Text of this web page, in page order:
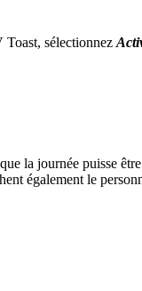
sélectionnez
la journée puisse
également le